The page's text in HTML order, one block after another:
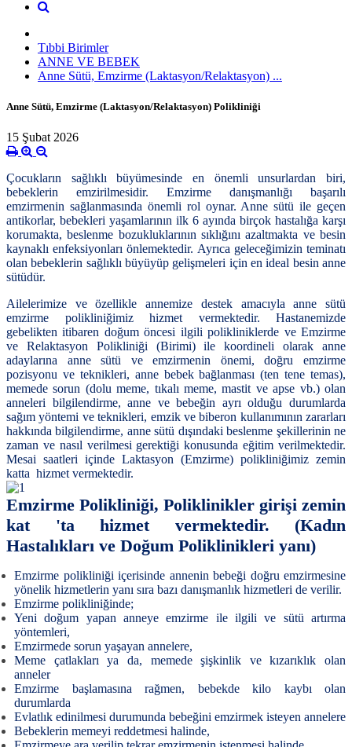
Tıbbi Birimler
ANNE VE BEBEK
Anne Sütü, Emzirme (Laktasyon/Relaktasyon) ...
Anne Sütü, Emzirme (Laktasyon/Relaktasyon) Polikliniği
15 Şubat 2026
Çocukların sağlıklı büyümesinde en önemli unsurlardan biri,
bebeklerin emzirilmesidir. Emzirme danışmanlığı başarılı
emzirmenin sağlanmasında önemli rol oynar. Anne sütü ile geçen
antikorlar, bebekleri yaşamlarının ilk 6 ayında birçok hastalığa karşı
korumakta, beslenme bozukluklarının sıklığını azaltmakta ve besin
kaynaklı enfeksiyonları önlemektedir. Ayrıca geleceğimizin teminatı
olan bebeklerin sağlıklı büyüyüp gelişmeleri için en ideal besin anne
sütüdür.
Ailelerimize ve özellikle annemize destek amacıyla anne sütü
emzirme polikliniğimiz hizmet vermektedir. Hastanemizde
gebelikten itibaren doğum öncesi ilgili polikliniklerde ve Emzirme
ve Relaktasyon Polikliniği (Birimi) ile koordineli olarak anne
adaylarına anne sütü ve emzirmenin önemi, doğru emzirme
pozisyonu ve teknikleri, anne bebek bağlanması (ten tene temas),
memede sorun (dolu meme, tıkalı meme, mastit ve apse vb.) olan
anneleri bilgilendirme, anne ve bebeğin ayrı olduğu durumlarda
sağım yöntemi ve teknikleri, emzik ve biberon kullanımının zararları
hakkında bilgilendirme, anne sütü dışındaki beslenme şekillerinin ne
zaman ve nasıl verilmesi gerektiği konusunda eğitim verilmektedir.
Mesai saatleri içinde Laktasyon (Emzirme) polikliniğimiz zemin
katta hizmet vermektedir.
Emzirme Polikliniği, Poliklinikler girişi zemin
kat 'ta hizmet vermektedir. (Kadın
Hastalıkları ve Doğum Poliklinikleri yanı)
Emzirme polikliniği içerisinde annenin bebeği doğru emzirmesine
yönelik hizmetlerin yanı sıra bazı danışmanlık hizmetleri de verilir.
Emzirme polikliniğinde;
Yeni doğum yapan anneye emzirme ile ilgili ve sütü artırma
yöntemleri,
Emzirmede sorun yaşayan annelere,
Meme çatlakları ya da, memede şişkinlik ve kızarıklık olan
anneler
Emzirme başlamasına rağmen, bebekde kilo kaybı olan
durumlarda
Evlatlık edinilmesi durumunda bebeğini emzirmek isteyen annelere
Bebeklerin memeyi reddetmesi halinde,